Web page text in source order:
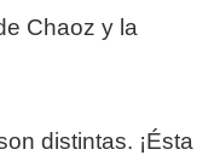
Chaoz y la
distintas. ¡Ésta